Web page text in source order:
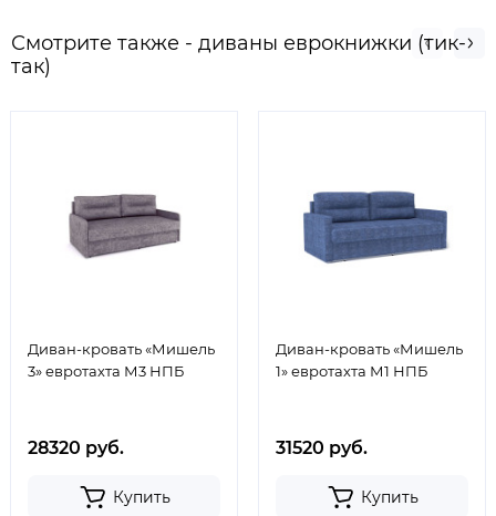
Смотрите также - диваны еврокнижки (тик-
так)
Диван-кровать «Мишель
3» евротахта М3 НПБ
28320 руб.
Купить
Диван-кровать «Мишель
1» евротахта М1 НПБ
31520 руб.
Купить